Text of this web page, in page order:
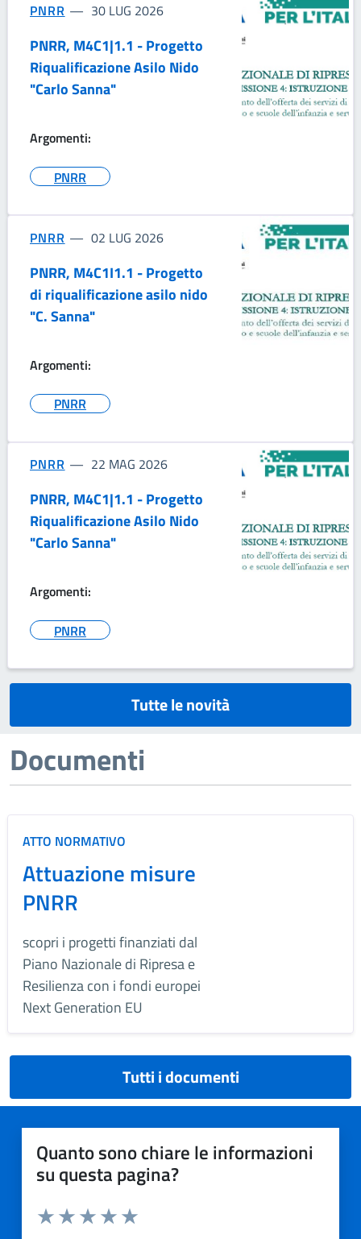
PNRR 30 LUG 2026
PNRR, M4C1|1.1 - Progetto
Riqualificazione Asilo Nido
"Carlo Sanna"
Argomenti:
PNRR
PNRR 02 LUG 2026
PNRR, M4C1I1.1 - Progetto
di riqualificazione asilo nido
"C. Sanna"
Argomenti:
PNRR
PNRR 22 MAG 2026
PNRR, M4C1|1.1 - Progetto
Riqualificazione Asilo Nido
"Carlo Sanna"
Argomenti:
PNRR
Tutte le novità
Documenti
ATTO NORMATIVO
Attuazione misure
PNRR
scopri i progetti finanziati dal
Piano Nazionale di Ripresa e
Resilienza con i fondi europei
Next Generation EU
Tutti i documenti
Quanto sono chiare le informazioni
su questa pagina?
Valuta da 1 a 5 stelle la pagina
Valuta 4 stelle su 5
Valuta 3 stelle su 5
Valuta 2 stelle su 5
Valuta 1 stelle su 5